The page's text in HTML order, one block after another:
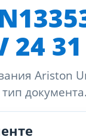
24
Ariston
документа.